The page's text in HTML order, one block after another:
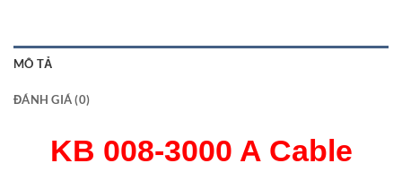
MÔ TẢ
ĐÁNH GIÁ (0)
KB 008-3000 A Cable